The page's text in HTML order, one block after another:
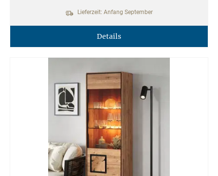
Lieferzeit: Anfang September
Details